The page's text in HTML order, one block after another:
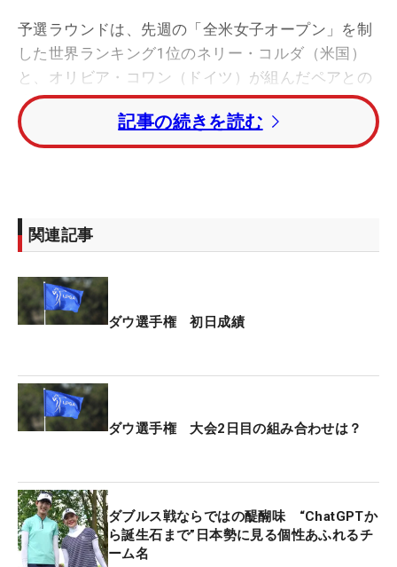
予選ラウンドは、先週の「全米女子オープン」を制
した世界ランキング1位のネリー・コルダ（米国）
と、オリビア・コワン（ドイツ）が組んだペアとの
注目組に入った。
「（名前を）覚えてもらいたい」と話す米ツアー2
て、イーブンパーで回った“ネリーペア”を上回る2ア
ンダーをマーク。首位と1打差の4位タイと好スター
組み合わせが発表されたときは、「本当にありがた
それよりも普段以上の大きな声援が「うれしかっ
た」と、この状況を楽しむ余裕ものぞかせた。
打つ）の初日にイーブンパーとしたものの、フォア
ボール方式（各自の良い方のスコアを採用）の2日
目に「69」と伸ばし切れず、予選落ちを喫してい
た。
記事の続きを読む
関連記事
ダウ選手権 初日成績
ダウ選手権 大会2日目の組み合わせは？
ダブルス戦ならではの醍醐味 “ChatGPTか
ら誕生石まで”日本勢に見る個性あふれるチ
ーム名